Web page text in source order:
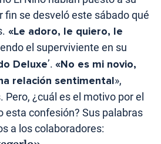
fin se desveló este sábado qué
«Le adoro, le quiero, le
el superviviente en su
Deluxe’. «No es mi novio,
relación sentimental»,
¿cuál es el motivo por el
esta confesión? Sus palabras
a los colaboradores: